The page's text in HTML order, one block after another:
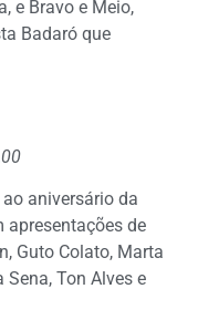
e Bravo e Meio,
Badaró que
aniversário da
apresentações de
Guto Colato, Marta
Ton Alves e